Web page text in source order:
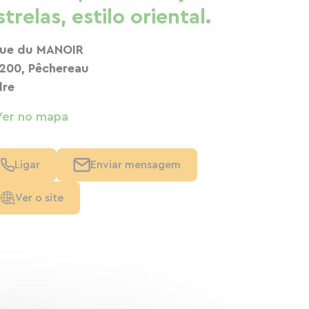
estilo oriental.
du MANOIR
Pêchereau
no mapa
Ligar Enviar mensagem
Ver o site